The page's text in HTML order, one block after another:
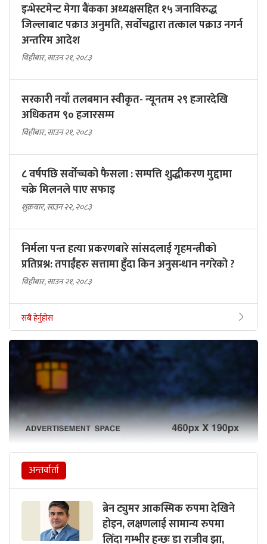
इन्भेस्टमेन्ट मेगा बैंकका अध्यक्षसहित १५ जनाविरुद्ध
जिल्लाबाट पक्राउ अनुमति, सर्वोचद्वारा तत्काल पक्राउ नगर्न
अन्तरिम आदेश
बिहीबार, साउन २१, २०८३
सरकारी नयाँ तलबमान स्वीकृत- न्यूनतम २९ हजारदेखि
अधिकतम ९० हजारसम्म
बिहीबार, साउन २१, २०८३
८ वर्षपछि सर्वोच्चको फैसला : सम्पत्ति शुद्धीकरण मुद्दामा
चक्रे मिलनले पाए सफाइ
शुक्रबार, साउन २२, २०८३
निर्मला पन्त हत्या प्रकरणबारे सांसदलाई गृहमन्त्रीको
प्रतिप्रश्न: तपाईंहरु सत्तामा हुँदा किन अनुसन्धान नगरेको ?
बिहीबार, साउन २१, २०८३
सबै हेर्नुहोस
अन्तर्वार्ता
ब्रेन ट्युमर आकस्मिक रुपमा देखिने
होइन, लक्षणलाई सामान्य रुपमा
लिँदा गम्भीर हुन्छः डा राजीव झा,